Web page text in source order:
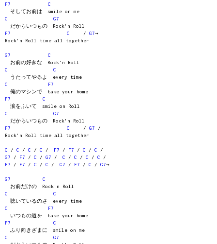
F7
C
そしてお前は smile on me
C
G7
だからいつもの Rock'n Roll
F7
C / G7→
Rock'n Roll time all together
G7
C
お前の好きな Rock'n Roll
C
C
うたってやるよ every time
C
F7
俺のマシンで take your home
F7
C
涙をふいて smile on Roll
C
G7
だからいつもの Rock'n Roll
F7
C / G7 /
Rock'n Roll time all together
C / C / C / C / F7 / F7 / C / C /
G7 / F7 / C / G7 / C / C / C / C /
F7 / F7 / C / C / G7 / F7 / C / G7→
G7
C
お前だけの Rock'n Roll
C
C
聴いているのさ every time
C
F7
いつもの道を take your home
F7
C
ふり向きざまに smile on me
C
G7